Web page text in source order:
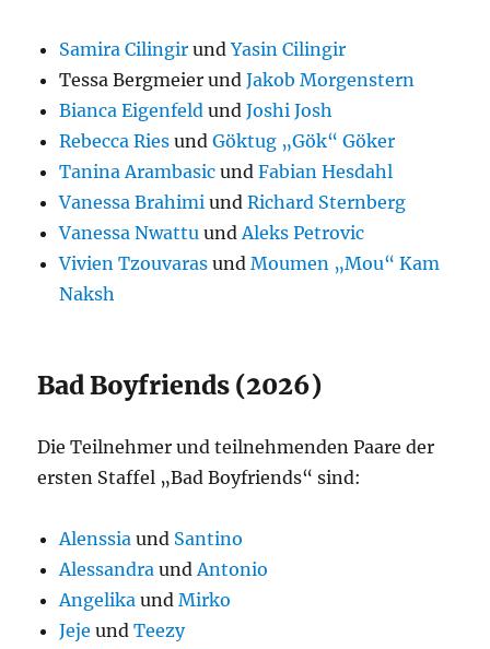
Samira Cilingir undYasin Cilingir
Tessa Bergmeier undJakob Morgenstern
Bianca Eigenfeld undJoshi Josh
Rebecca Ries undGöktug „Gök“ Göker
Tanina Arambasic undFabian Hesdahl
Vanessa Brahimi undRichard Sternberg
Vanessa Nwattu undAleks Petrovic
Vivien Tzouvaras undMoumen „Mou“ Kam
Naksh
Bad Boyfriends (2026)
Die Teilnehmer und teilnehmenden Paare der
ersten Staffel „Bad Boyfriends“ sind:
Alenssia und Santino
AlessandraundAntonio
Angelika undMirko
Jeje undTeezy